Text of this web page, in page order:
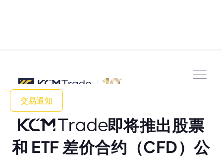
交易通知
即将推出股票
和 ETF 差价合约（CFD）公